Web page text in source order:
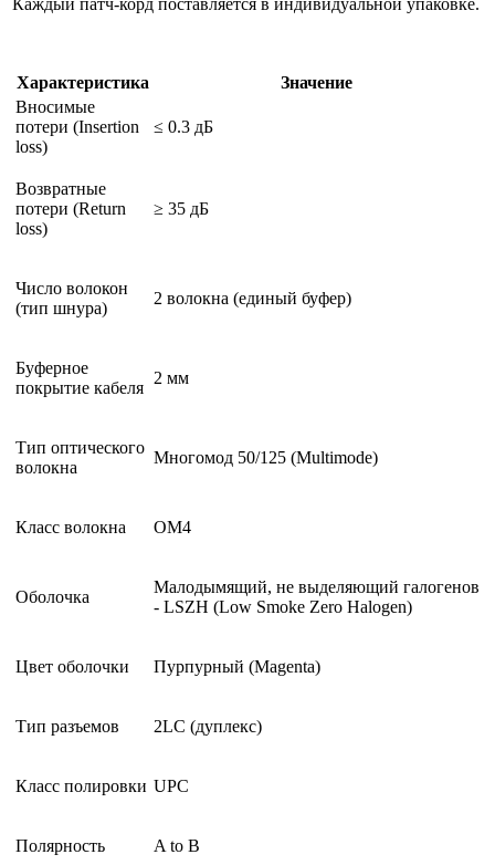
Характеристика
Значение
Вносимые
потери (Insertion
loss)
≤ 0.3 дБ
Возвратные
потери (Return
loss)
≥ 35 дБ
Число волокон
(тип шнура)
2 волокна (единый буфер)
Буферное
покрытие кабеля
2 мм
Тип оптического
волокна
Многомод 50/125 (Multimode)
Класс волокна OM4
Оболочка
Малодымящий, не выделяющий галогенов
- LSZH (Low Smoke Zero Halogen)
Цвет оболочки Пурпурный (Magenta)
Тип разъемов 2LC (дуплекс)
Класс полировки UPC
Полярность A to B